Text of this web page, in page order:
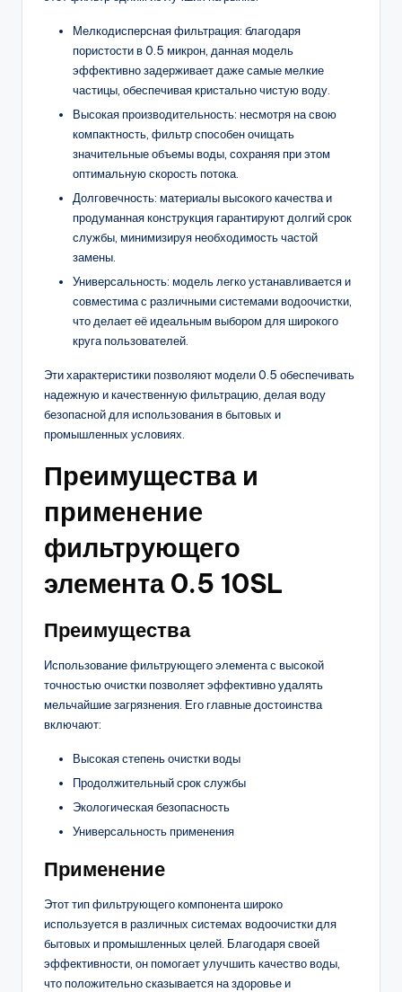
Мелкодисперсная фильтрация: благодаря
пористости в 0.5 микрон, данная модель
эффективно задерживает даже самые мелкие
частицы, обеспечивая кристально чистую воду.
Высокая производительность: несмотря на свою
компактность, фильтр способен очищать
значительные объемы воды, сохраняя при этом
оптимальную скорость потока.
Долговечность: материалы высокого качества и
продуманная конструкция гарантируют долгий срок
службы, минимизируя необходимость частой
замены.
Универсальность: модель легко устанавливается и
совместима с различными системами водоочистки,
что делает её идеальным выбором для широкого
круга пользователей.
Эти характеристики позволяют модели 0.5 обеспечивать
надежную и качественную фильтрацию, делая воду
безопасной для использования в бытовых и
промышленных условиях.
Преимущества и
применение
фильтрующего
элемента 0.5 10SL
Преимущества
Использование фильтрующего элемента с высокой
точностью очистки позволяет эффективно удалять
мельчайшие загрязнения. Его главные достоинства
включают:
Высокая степень очистки воды
Продолжительный срок службы
Экологическая безопасность
Универсальность применения
Применение
Этот тип фильтрующего компонента широко
используется в различных системах водоочистки для
бытовых и промышленных целей. Благодаря своей
эффективности, он помогает улучшить качество воды,
что положительно сказывается на здоровье и